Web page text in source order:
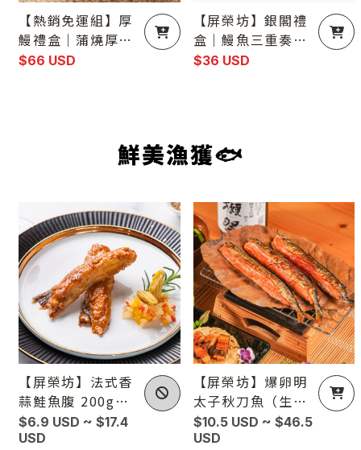
【熱銷免運組】厚
鰻禮盒｜蒲燒厚切
鰻片200g禮盒（7
$66 USD
【屏榮坊】銀閣禮
盒｜鰻魚三重奏｜
蒲燒鰻、輕調味鰻
$36 USD
鮮美漁獲🐟
【屏榮坊】法式香
蒜鮭魚腹 200g／
包（3入／包）
$6.9 USD ~ $17.4
USD
【屏榮坊】爆卵明
太子秋刀魚（生）
300g／盤（4－5
尾入／盤）
$10.5 USD ~ $46.5
USD